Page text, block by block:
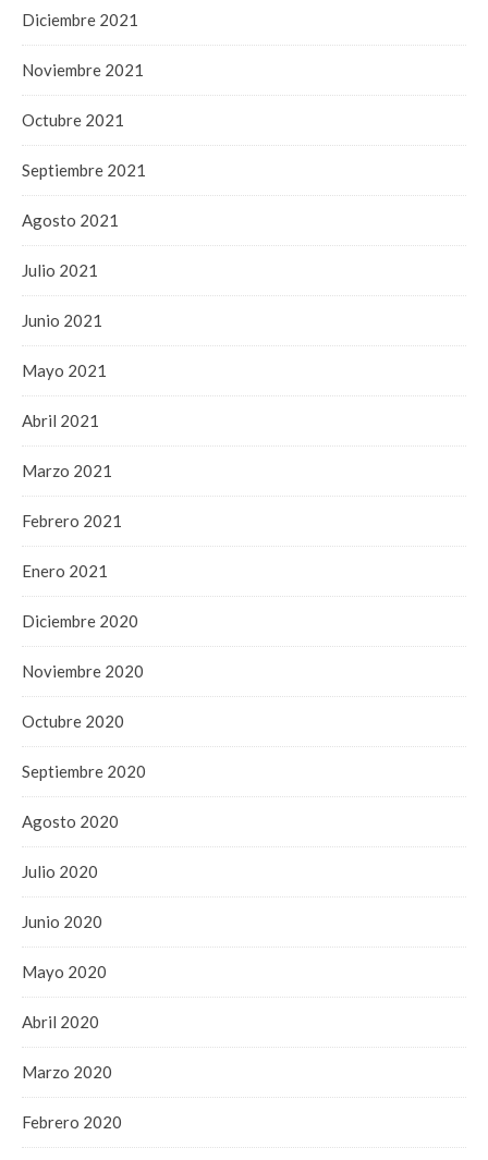
Diciembre 2021
Noviembre 2021
Octubre 2021
Septiembre 2021
Agosto 2021
Julio 2021
Junio 2021
Mayo 2021
Abril 2021
Marzo 2021
Febrero 2021
Enero 2021
Diciembre 2020
Noviembre 2020
Octubre 2020
Septiembre 2020
Agosto 2020
Julio 2020
Junio 2020
Mayo 2020
Abril 2020
Marzo 2020
Febrero 2020